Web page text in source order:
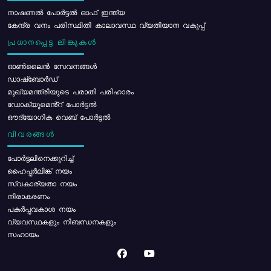
നാഷണൽ പോർട്ടൽ ഓഫ് ഇന്ത്യ
കേന്ദ്ര വനം പരിസ്ഥിതി കാലാവസ്ഥ വ്യതിയാന വകുപ്പ്
പ്രധാനപ്പെട്ട ലിങ്കുകൾ
ഓൺലൈൻ സേവനങ്ങൾ
ഡാഷ്ബോർഡ്
മുഖ്യമന്ത്രിയുടെ പരാതി പരിഹാരം
ഡോക്യുമെൻ്റ് പോർട്ടൽ
ഔദ്യോഗിക വെബ് പോർട്ടൽ
വിവരങ്ങൾ
പോര്‍ട്ടലിനെക്കുറിച്ച്
ഹൈപ്പർലിങ്ക് നയം
സ്വകാര്യതാ നയം
നിരാകരണം
പകർപ്പവകാശ നയം
വ്യവസ്ഥകളും നിബന്ധനകളും
സഹായം